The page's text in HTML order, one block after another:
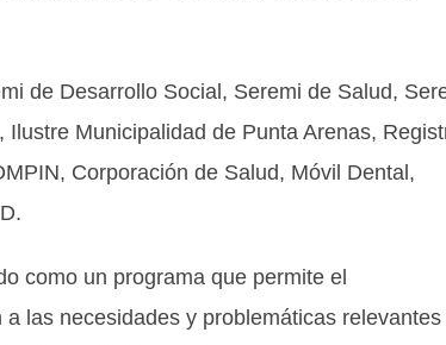
de Desarrollo Social, Seremi de Salud,
Municipalidad de Punta Arenas,
Corporación de Salud, Móvil Dental,
como un programa que permite el
las necesidades y problemáticas relevantes